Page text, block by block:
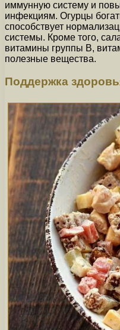
иммунную систему и
инфекциям. Огурцы
способствует
системы. Кроме того,
витамины группы В,
полезные вещества.
Поддержка